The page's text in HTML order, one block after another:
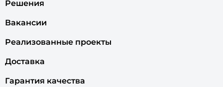
Решения
Вакансии
Реализованные проекты
Доставка
Гарантия качества